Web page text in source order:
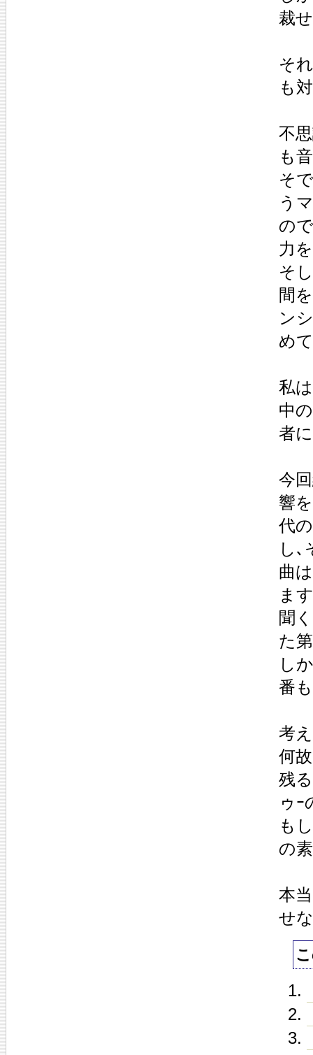
裁
そ
も
不
も
そ
う
の
力
そ
間
ン
め
私
中
者
今
響
代
し､
曲
ま
聞
た
し
番
考
何
残
ゥｰ
も
の
本
せ